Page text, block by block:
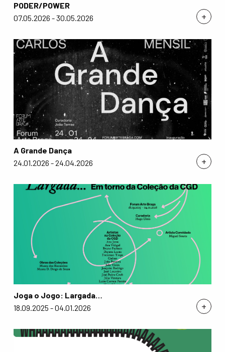
+
PODER/POWER
07.05.2026 - 30.05.2026
+
A Grande Dança
24.01.2026 - 24.04.2026
+
Joga o Jogo: Largada…
18.09.2025 - 04.01.2026